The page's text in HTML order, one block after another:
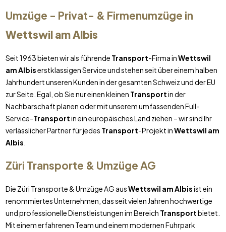
Umzüge - Privat- & Firmenumzüge in
Wettswil am Albis
Seit 1963 bieten wir als führende Transport-Firma inWettswil
am Albiserstklassigen Service und stehen seit über einem halben
Jahrhundert unseren Kunden in der gesamten Schweiz und der EU
zur Seite. Egal, ob Sie nur einen kleinen Transportin der
Nachbarschaft planen oder mit unserem umfassenden Full-
Service-Transportin ein europäisches Land ziehen – wir sind Ihr
verlässlicher Partner für jedes Transport-Projekt inWettswil am
Albis
Züri Transporte & Umzüge AG
Die Züri Transporte & Umzüge AG ausWettswil am Albisist ein
renommiertes Unternehmen, das seit vielen Jahren hochwertige
und professionelle Dienstleistungen im Bereich Transportbietet.
Mit einem erfahrenen Team und einem modernen Fuhrpark